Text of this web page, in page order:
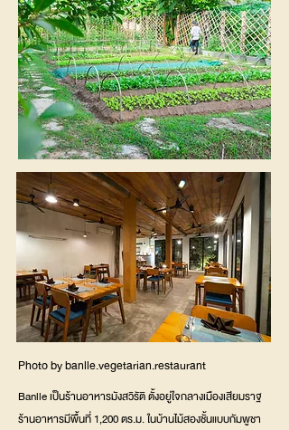
Photo by banlle.vegetarian.restaurant
Banlle เป็นร้านอาหารมังสวิรัติ ตั้งอยู่ใจกลางเมืองเสียมราฐ
ร้านอาหารมีพื้นที่ 1,200 ตร.ม. ในบ้านไม้สองชั้นแบบกัมพูชา